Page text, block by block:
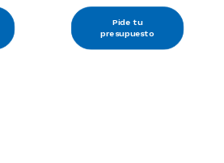
Pide tu
presupuesto